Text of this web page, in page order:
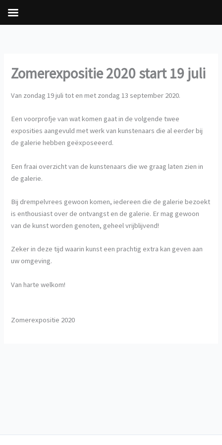
inhoudZomerexpositie 2020 start 19 juli
Van zondag 19 juli tot en met zondag 13 september 2020.
Een voorprofje van wat komen gaat in de volgende twee
exposities aangevuld met werk van kunstenaars die al eerder bij
de galerie hebben geëxposeeerd.
Een fraai overzicht van de kunstenaars die we graag laten zien in
de galerie.
Bij drempelvrees gewoon komen, iedereen die de galerie bezoekt
is enthousiast over de ontvangst en de galerie. Er mag gewoon
van de kunst worden genoten, geheel vrijblijvend!
Zeker in deze tijd waarin kunst een prachtig extra kan geven aan
uw omgeving.
Van harte welkom!
Zomerexpositie 2020